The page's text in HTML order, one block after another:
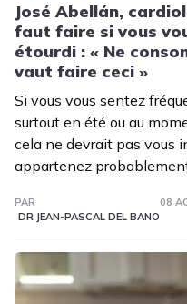
José Abellán,
faut faire si vous
étourdi : « Ne
vaut faire ceci »
Si vous vous sentez
surtout en été ou au
cela ne devrait pas vous
appartenez
PAR
DR JEAN-PASCAL DEL BANO
08